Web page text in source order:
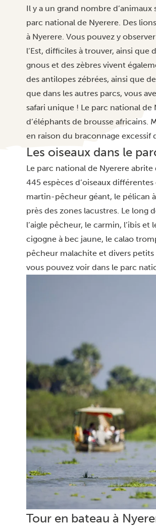
Il y a un grand nombre d’animaux
parc national de Nyerere. Des
à Nyerere. Vous pouvez y
l’Est, difficiles à trouver, ainsi que
gnous et des zèbres vivent
des antilopes zébrées, ainsi que
que dans les autres parcs, vous
safari unique ! Le parc national
d’éléphants de brousse
en raison du braconnage excessif
Les oiseaux dans le
Le parc national de Nyerere
445 espèces d’oiseaux
martin-pêcheur géant, le pélican
près des zones lacustres. Le long
l’aigle pêcheur, le carmin, l’ibis
cigogne à bec jaune, le calao
pêcheur malachite et divers petits
vous pouvez voir dans le parc
Tour en bateau à